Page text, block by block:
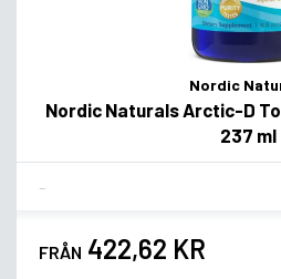
Nordic
Nordic Naturals Arctic-D
237 ml
FRÅN 422,62 KR